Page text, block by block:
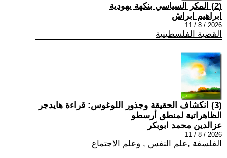
(2) المكر السياسي بنكهة يهودية
ابراهيم ابراش
2026 / 8 / 11
القضية الفلسطينية
(3) انكشاف الحقيقة وجذور اللوغوس: قراءة هايدجر
الظاهراتية لمنطق أرسطو
عزالدين محمد ابوبكر
2026 / 8 / 11
الفلسفة ,علم النفس , وعلم الاجتماع